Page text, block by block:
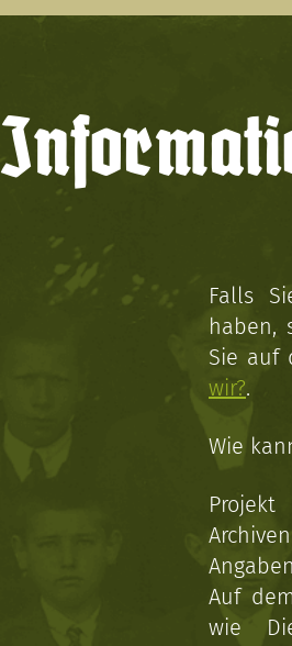
Falls
haben,
Sie auf
wir?.
Wie
Auf
wie